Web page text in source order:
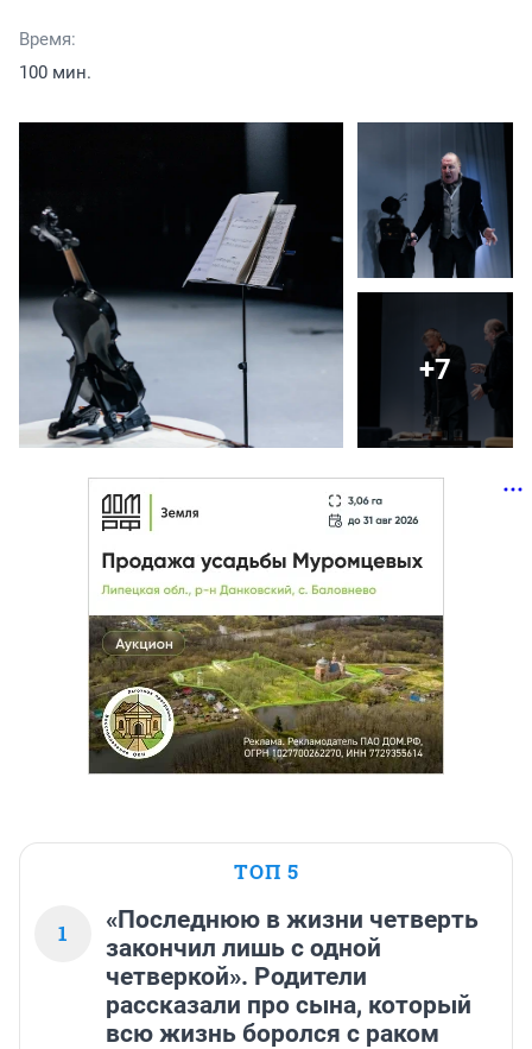
Время:
100 мин.
+7
ТОП 5
1
«Последнюю в жизни четверть
закончил лишь с одной
четверкой». Родители
рассказали про сына, который
всю жизнь боролся с раком